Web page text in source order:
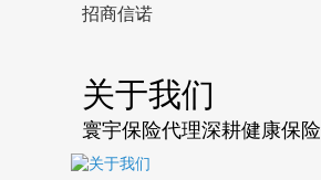
招商信诺
关于我们
寰宇保险代理深耕健康保